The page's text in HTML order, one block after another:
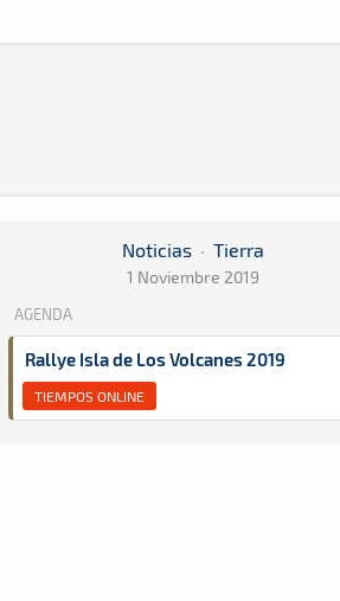
Noticias · Tierra
1 Noviembre 2019
AGENDA
Rallye Isla de Los Volcanes 2019
TIEMPOS ONLINE